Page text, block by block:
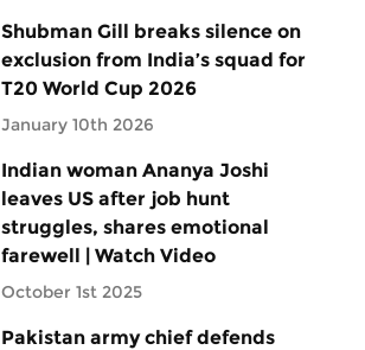
Shubman Gill breaks silence on
exclusion from India’s squad for
T20 World Cup 2026
January 10th 2026
Indian woman Ananya Joshi
leaves US after job hunt
struggles, shares emotional
farewell | Watch Video
October 1st 2025
Pakistan army chief defends